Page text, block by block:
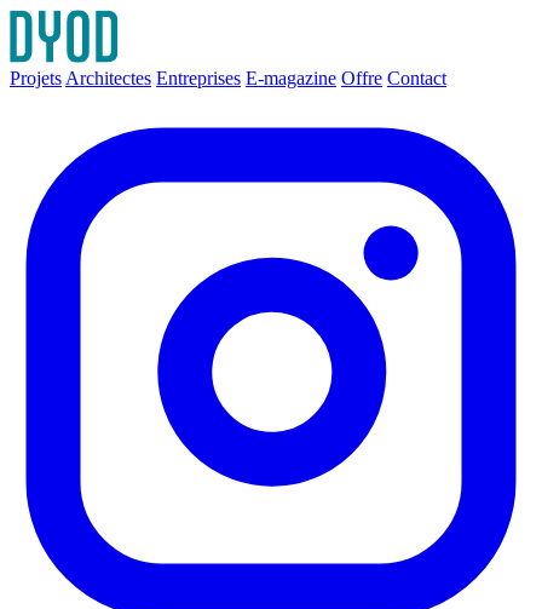
Projets Architectes Entreprises E-magazine Offre Contact